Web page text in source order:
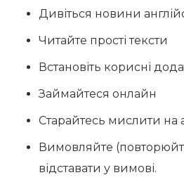
Дивіться новини
Читайте прості тексти
Встановіть корисні
Займайтеся онлайн
Старайтесь мислити на
Вимовляйте
відставати у вимові.